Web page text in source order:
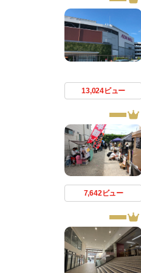
13,024ビュー
7,642ビュー